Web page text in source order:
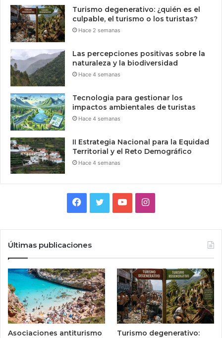
Turismo degenerativo: ¿quién es el
culpable, el turismo o los turistas?
Hace 2 semanas
Las percepciones positivas sobre la
naturaleza y la biodiversidad
Hace 4 semanas
Tecnologia para gestionar los
impactos ambientales de turistas
Hace 4 semanas
II Estrategia Nacional para la Equidad
Territorial y el Reto Demográfico
Hace 4 semanas
Facebook
TwitterYouTubeInstagram
Últimas publicaciones
Asociaciones antiturismo
Turismo degenerativo: